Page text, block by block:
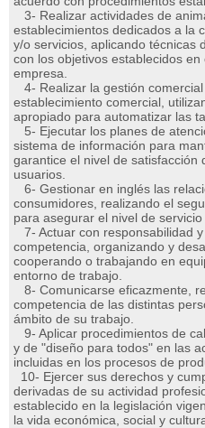
3- Realizar actividades de
establecimientos dedicados a la
y/o servicios, aplicando técnicas
con los objetivos establecidos
empresa.
4- Realizar la gestión
establecimiento comercial,
apropiado para automatizar las
5- Ejecutar los planes de
sistema de información para
garantice el nivel de satisfacción
usuarios.
6- Gestionar en inglés las
consumidores, realizando el
para asegurar el nivel de servicio
7- Actuar con responsabilidad
competencia, organizando y
cooperando o trabajando en
entorno de trabajo.
8- Comunicarse eficazmente,
competencia de las distintas
ámbito de su trabajo.
9- Aplicar procedimientos de
y de "diseño para todos" en las
incluidas en los procesos de
10- Ejercer sus derechos y
derivadas de su actividad
establecido en la legislación
la vida económica, social y